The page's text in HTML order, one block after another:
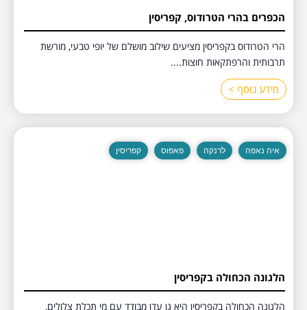
הכפרים בהרי הטרודוס, קפריסין
הרי הטרודוס בקפריסין מציעים שילוב מושלם של יופי טבעי, מורשת
תרבותית והרפתקאות חוצות....
מידע נוסף >
איה נאפה לרנקה פאפוס קפריסין
הלגונה הכחולה בקפריסין
הלגונה הכחולה בקפריסין היא גן עדן מבודד עם מי תכלת צלולים,